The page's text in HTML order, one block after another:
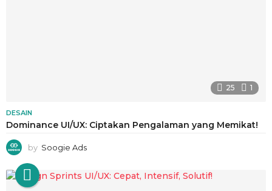
25 1
DESAIN
Dominance UI/UX: Ciptakan Pengalaman yang Memikat!
by Soogie Ads